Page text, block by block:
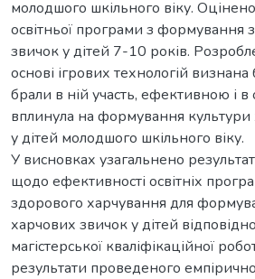
молодшого шкільного віку.
освітньої програми з формування
звичок у дітей 7-10 років.
основі ігрових технологій визнана
брали в ній участь, ефективною і
вплинула на формування культури
у дітей молодшого шкільного віку.
У висновках узагальнено
щодо ефективності освітніх
здорового харчування для
харчових звичок у дітей
магістерської кваліфікаційної
результати проведеного